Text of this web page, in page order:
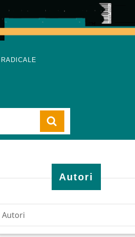
Autori